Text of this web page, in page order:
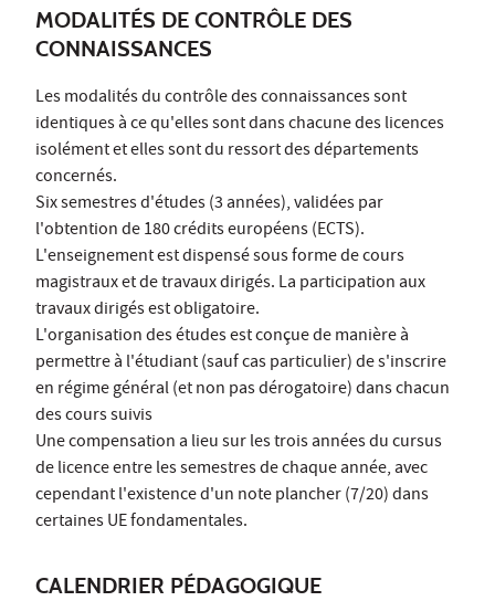
MODALITÉS DE CONTRÔLE DES
CONNAISSANCES
Les modalités du contrôle des connaissances sont
identiques à ce qu'elles sont dans chacune des licences
isolément et elles sont du ressort des départements
concernés.
Six semestres d'études (3 années), validées par
l'obtention de 180 crédits européens (ECTS).
L'enseignement est dispensé sous forme de cours
magistraux et de travaux dirigés. La participation aux
travaux dirigés est obligatoire.
L'organisation des études est conçue de manière à
permettre à l'étudiant (sauf cas particulier) de s'inscrire
en régime général (et non pas dérogatoire) dans chacun
des cours suivis
Une compensation a lieu sur les trois années du cursus
de licence entre les semestres de chaque année, avec
cependant l'existence d'un note plancher (7/20) dans
certaines UE fondamentales.
CALENDRIER PÉDAGOGIQUE